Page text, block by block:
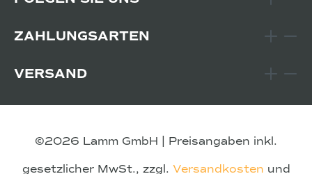
ZAHLUNGSARTEN
VERSAND
©2026 Lamm GmbH | Preisangaben inkl.
gesetzlicher MwSt., zzgl. Versandkosten und